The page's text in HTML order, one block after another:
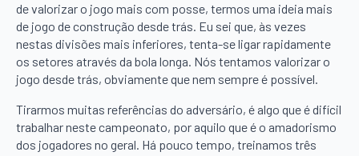
de valorizar o jogo mais com posse, termos uma ideia mais
de jogo de construção desde trás. Eu sei que, às vezes
nestas divisões mais inferiores, tenta-se ligar rapidamente
os setores através da bola longa. Nós tentamos valorizar o
jogo desde trás, obviamente que nem sempre é possível.
Tirarmos muitas referências do adversário, é algo que é difícil
trabalhar neste campeonato, por aquilo que é o amadorismo
dos jogadores no geral. Há pouco tempo, treinamos três